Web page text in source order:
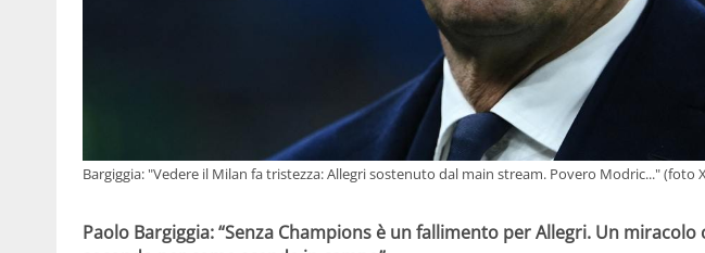
Bargiggia: "Vedere il Milan fa tristezza: Allegri sostenuto dal main stream. Povero Modric..." (foto
Paolo Bargiggia: “Senza Champions è un fallimento per Allegri. Un